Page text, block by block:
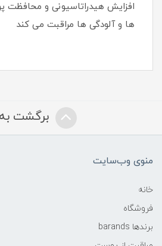
افزایش هیدراتاسیونی و محافظت
ها و آلودگی ها مراقبت می کند
برگشت به
منوی وب‌سایت
خانه
فروشگاه
برندها barands